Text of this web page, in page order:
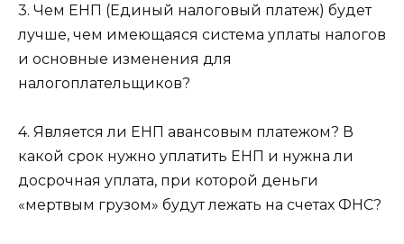
3. Чем ЕНП (Единый налоговый платеж) будет
лучше, чем имеющаяся система уплаты налогов
и основные изменения для
налогоплательщиков?
4. Является ли ЕНП авансовым платежом? В
какой срок нужно уплатить ЕНП и нужна ли
досрочная уплата, при которой деньги
«мертвым грузом» будут лежать на счетах ФНС?